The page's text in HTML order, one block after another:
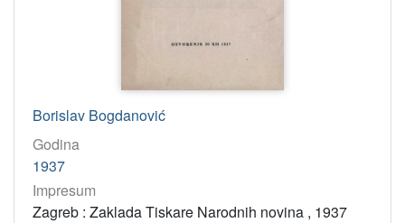
Borislav Bogdanović
Godina
1937
Impresum
Zagreb : Zaklada Tiskare Narodnih novina , 1937